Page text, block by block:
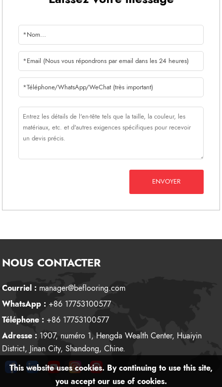
ENVOYER
NOUS CONTACTER
Courriel : manager@beflooring.com
WhatsApp : +86 17753100577
Téléphone : +86 17753100577
Adresse : 1907, numéro 1, Hengda Wealth Center, Huaiyin
District, Jinan City, Shandong, Chine.
This website uses cookies. By continuing to use this site,
you accept our use of cookies.